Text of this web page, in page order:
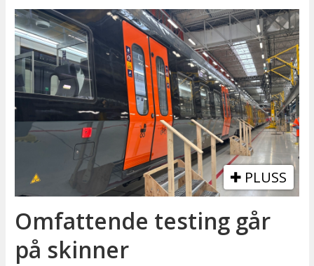
PLUSS
Omfattende testing går
på skinner